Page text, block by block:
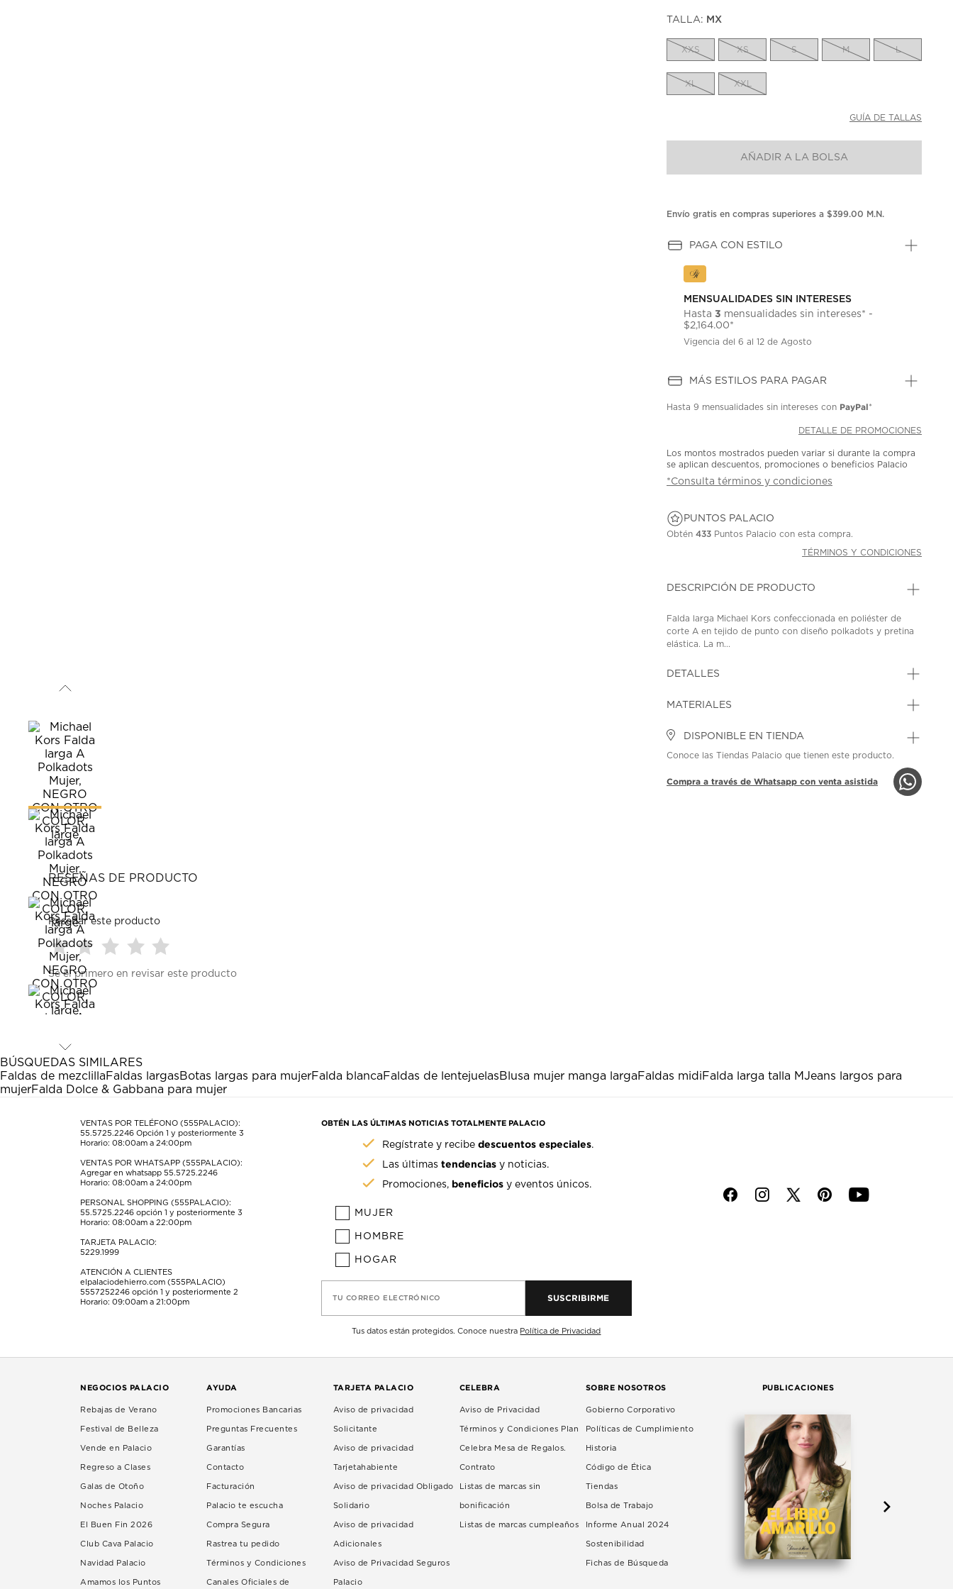
la
misma
TALLA: MX
XXS XS S M L
XL XXL
GUÍA DE TALLAS
AÑADIR A LA BOLSA
Envío gratis en compras superiores a $399.00 M.N.
PAGA CON ESTILO
MENSUALIDADES SIN INTERESES
Hasta3 mensualidades sin intereses* -
$2,164.00*
Vigencia del 6 al 12 de Agosto
MÁS ESTILOS PARA PAGAR
Hasta9 mensualidades sin intereses con PayPal*
DETALLE DE PROMOCIONES
Los montos mostrados pueden variar si durante la compra
se aplican descuentos, promociones o beneficios Palacio
*Consulta términos y condiciones
PUNTOS PALACIO
Obtén433 Puntos Palacio con esta compra.
TÉRMINOS Y CONDICIONES
DESCRIPCIÓN DE PRODUCTO
Falda larga Michael Kors confeccionada en poliéster de
corte A en tejido de punto con diseño polkadots y pretina
elástica. La m...
DETALLES
MATERIALES
DISPONIBLE EN TIENDA
Conoce las Tiendas Palacio que tienen este producto.
Compra a través de Whatsapp con venta asistida
RESEÑAS DE PRODUCTO
Reseñar este producto
Seleccionar
para
calificar
el
artículo
estrella
Esta
acción
abrirá
formulario
Seleccionar
para
calificar
el
artículo
estrellas.
Esta
acción
abrirá
formulario
de
para
estrellas.
Esta
acción
abrirá
formulario
de
para
estrellas.
Esta
acción
abrirá
formulario
de
para
acción
abrirá
formulario
de
envío.
Sé el primero en revisar este producto
BÚSQUEDAS SIMILARES
Faldas de mezclillaFaldas largasBotas largas para mujerFalda blancaFaldas de lentejuelasBlusa mujer manga largaFaldas midiFalda larga talla MJeans largos para
mujerFalda Dolce & Gabbana para mujer
VENTAS POR TELÉFONO (555PALACIO):
55.5725.2246 Opción 1 y posteriormente 3
Horario: 08:00am a 24:00pm
VENTAS POR WHATSAPP (555PALACIO):
Agregar en whatsapp 55.5725.2246
Horario: 08:00am a 24:00pm
PERSONAL SHOPPING (555PALACIO):
55.5725.2246 opción 1 y posteriormente 3
Horario: 08:00am a 22:00pm
TARJETA PALACIO:
5229.1999
ATENCIÓN A CLIENTES
elpalaciodehierro.com (555PALACIO)
5557252246 opción 1 y posteriormente 2
Horario: 09:00am a 21:00pm
OBTÉN LAS ÚLTIMAS NOTICIAS TOTALMENTE PALACIO
Regístrate y recibedescuentos especiales.
Las últimastendencias y noticias.
Promociones, beneficios y eventos únicos.
MUJER
HOMBRE
HOGAR
TU CORREO ELECTRÓNICO SUSCRIBIRME
Tus datos están protegidos. Conoce nuestra Política de Privacidad
f i p y
NEGOCIOS PALACIO
Rebajas de Verano
Festival de Belleza
Vende en Palacio
Regreso a Clases
Galas de Otoño
Noches Palacio
El Buen Fin 2026
Club Cava Palacio
Navidad Palacio
Amamos los Puntos
AYUDA
Promociones Bancarias
Preguntas Frecuentes
Garantías
Contacto
Facturación
Palacio te escucha
Compra Segura
Rastrea tu pedido
Términos y Condiciones
Canales Oficiales de
TARJETA PALACIO
Aviso de privacidad
Solicitante
Aviso de privacidad
Tarjetahabiente
Aviso de privacidad Obligado
Solidario
Aviso de privacidad
Adicionales
Aviso de Privacidad Seguros
Palacio
CELEBRA
Aviso de Privacidad
Términos y Condiciones Plan
Celebra Mesa de Regalos.
Contrato
Listas de marcas sin
bonificación
Listas de marcas cumpleaños
SOBRE NOSOTROS
Gobierno Corporativo
Políticas de Cumplimiento
Historia
Código de Ética
Tiendas
Bolsa de Trabajo
Informe Anual 2024
Sostenibilidad
Fichas de Búsqueda
PUBLICACIONES